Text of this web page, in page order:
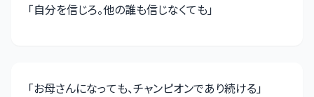
「自分を信じろ。他の誰も信じなくても」
「お母さんになっても、チャンピオンであり続ける」